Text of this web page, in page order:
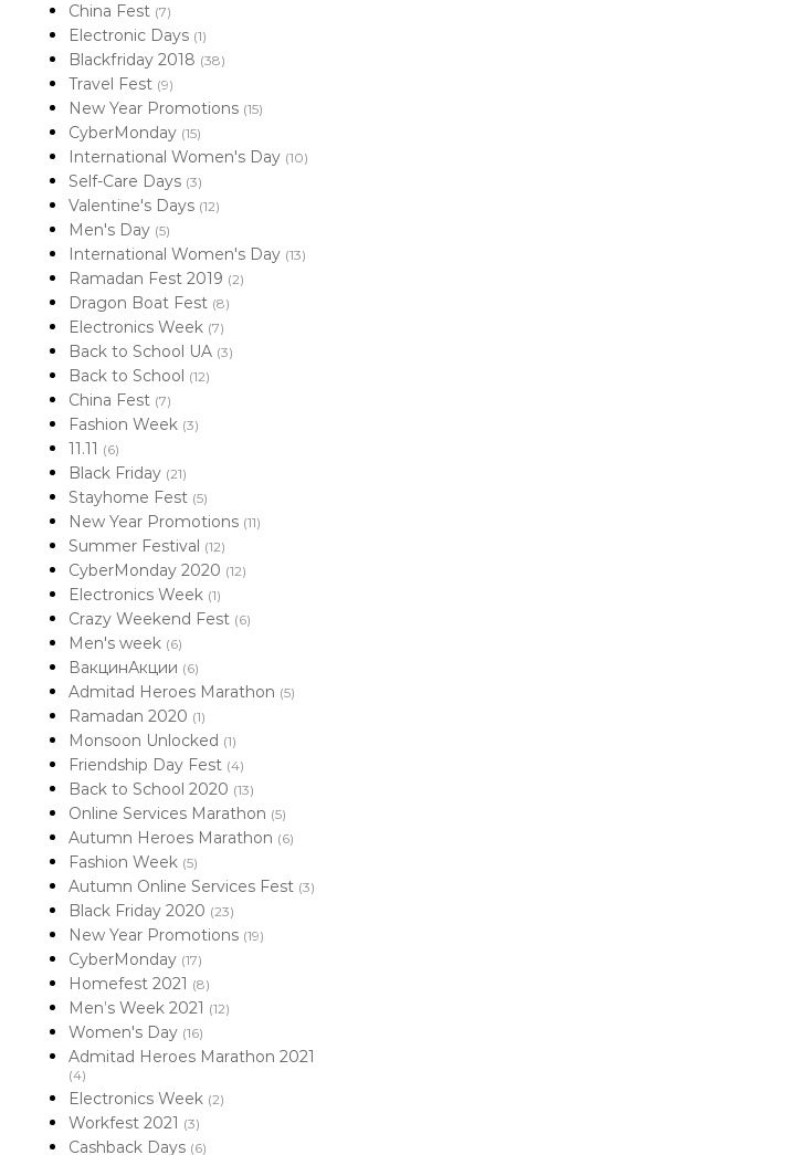
China Fest (7)
Electronic Days (1)
Blackfriday 2018 (38)
Travel Fest (9)
New Year Promotions (15)
CyberMonday (15)
International Women's Day (10)
Self-Care Days (3)
Valentine's Days (12)
Men's Day (5)
International Women's Day (13)
Ramadan Fest 2019 (2)
Dragon Boat Fest (8)
Electronics Week (7)
Back to School UA (3)
Back to School (12)
China Fest (7)
Fashion Week (3)
11.11 (6)
Black Friday (21)
Stayhome Fest (5)
New Year Promotions (11)
Summer Festival (12)
CyberMonday 2020 (12)
Electronics Week (1)
Crazy Weekend Fest (6)
Men's week (6)
ВакцинАкции (6)
Admitad Heroes Marathon (5)
Ramadan 2020 (1)
Monsoon Unlocked (1)
Friendship Day Fest (4)
Back to School 2020 (13)
Online Services Marathon (5)
Autumn Heroes Marathon (6)
Fashion Week (5)
Autumn Online Services Fest (3)
Black Friday 2020 (23)
New Year Promotions (19)
CyberMonday (17)
Homefest 2021 (8)
Men’s Week 2021 (12)
Women's Day (16)
Admitad Heroes Marathon 2021
(4)
Electronics Week (2)
Workfest 2021 (3)
Cashback Days (6)